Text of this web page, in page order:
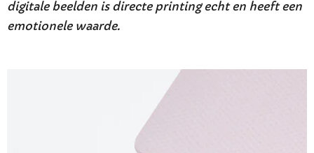
digitale beelden is directe printing echt en heeft een
emotionele waarde.